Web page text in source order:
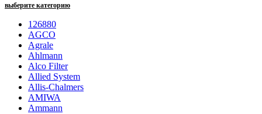
выберите категорию
126880
AGCO
Agrale
Ahlmann
Alco Filter
Allied System
Allis-Chalmers
AMIWA
Ammann